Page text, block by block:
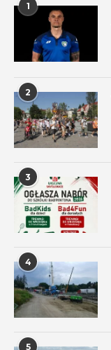
1
2
3
4
5